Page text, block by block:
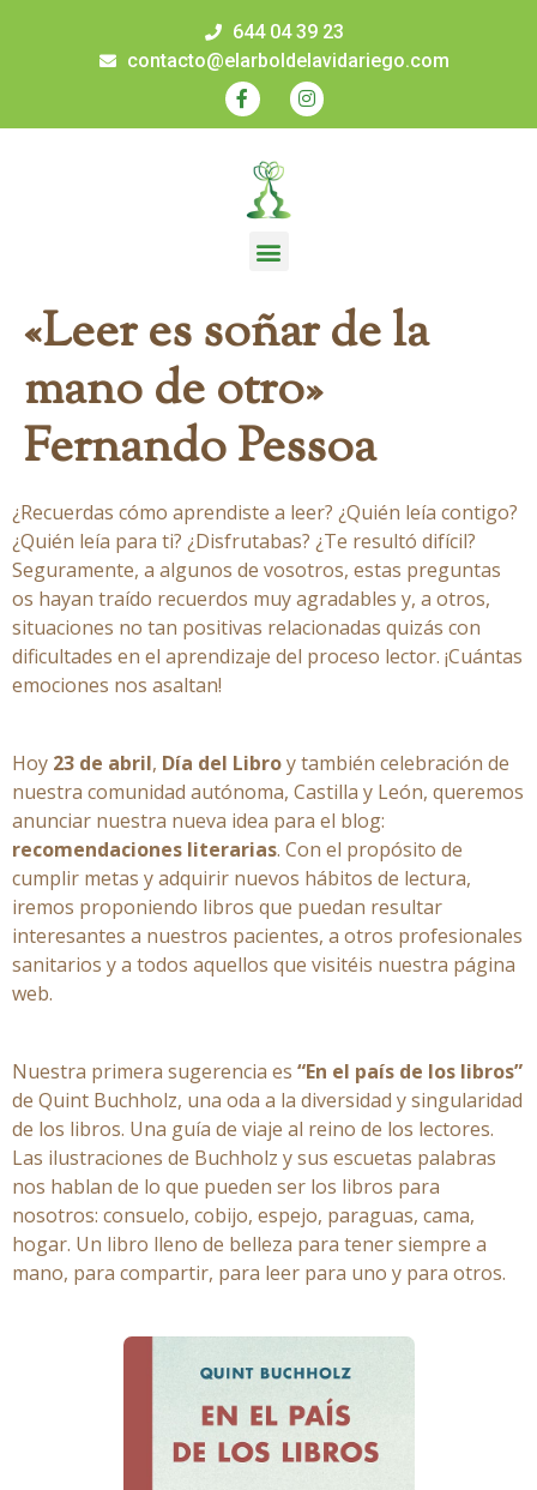
644 04 39 23
contacto@elarboldelavidariego.com
«Leer es soñar de la
mano de otro»
Fernando Pessoa
¿Recuerdas cómo aprendiste a leer? ¿Quién leía contigo?
¿Quién leía para ti? ¿Disfrutabas? ¿Te resultó difícil?
Seguramente, a algunos de vosotros, estas preguntas
os hayan traído recuerdos muy agradables y, a otros,
situaciones no tan positivas relacionadas quizás con
dificultades en el aprendizaje del proceso lector. ¡Cuántas
emociones nos asaltan!
Hoy 23 de abril, Día del Libroy también celebración de
nuestra comunidad autónoma, Castilla y León, queremos
anunciar nuestra nueva idea para el blog:
recomendaciones literarias. Con el propósito de
cumplir metas y adquirir nuevos hábitos de lectura,
iremos proponiendo libros que puedan resultar
interesantes a nuestros pacientes, a otros profesionales
sanitarios y a todos aquellos que visitéis nuestra página
web.
Nuestra primera sugerencia es “En el país de los libros”
de Quint Buchholz, una oda a la diversidad y singularidad
de los libros. Una guía de viaje al reino de los lectores.
Las ilustraciones de Buchholz y sus escuetas palabras
nos hablan de lo que pueden ser los libros para
nosotros: consuelo, cobijo, espejo, paraguas, cama,
hogar. Un libro lleno de belleza para tener siempre a
mano, para compartir, para leer para uno y para otros.